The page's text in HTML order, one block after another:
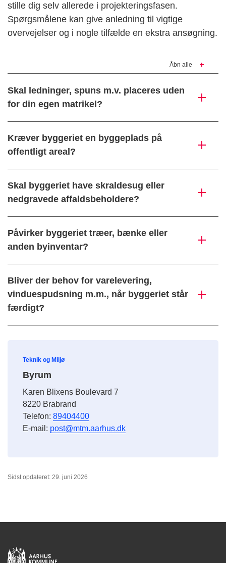
stille dig selv allerede i projekteringsfasen.
Spørgsmålene kan give anledning til vigtige
overvejelser og i nogle tilfælde en ekstra ansøgning.
Åbn alle
Skal ledninger, spuns m.v. placeres uden
for din egen matrikel?
Kræver byggeriet en byggeplads på
offentligt areal?
Skal byggeriet have skraldesug eller
nedgravede affaldsbeholdere?
Påvirker byggeriet træer, bænke eller
anden byinventar?
Bliver der behov for varelevering,
vinduespudsning m.m., når byggeriet står
færdigt?
Teknik og Miljø
Byrum
Karen Blixens Boulevard 7
8220 Brabrand
Telefon: 89404400
E-mail: post@mtm.aarhus.dk
Sidst opdateret: 29. juni 2026